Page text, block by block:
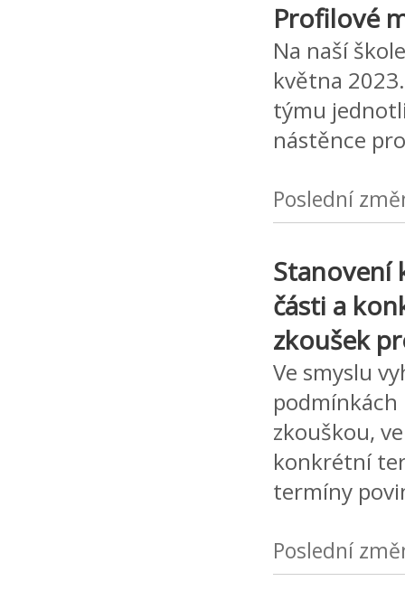
Profilové
Na naší
května
týmu
nástěnce
Poslední
Stanovení
části a
zkoušek
Ve smyslu
zkouškou,
konkrétní
termíny
Poslední